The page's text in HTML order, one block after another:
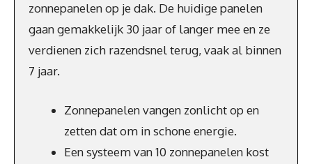
zonnepanelen op je dak. De huidige panelen
gaan gemakkelijk 30 jaar of langer mee en ze
verdienen zich razendsnel terug, vaak al binnen
7 jaar.
Zonnepanelen vangen zonlicht op en
zetten dat om in schone energie.
Een systeem van 10 zonnepanelen kost